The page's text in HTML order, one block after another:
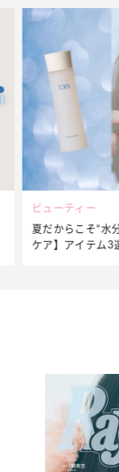
くずれないメイクをつ